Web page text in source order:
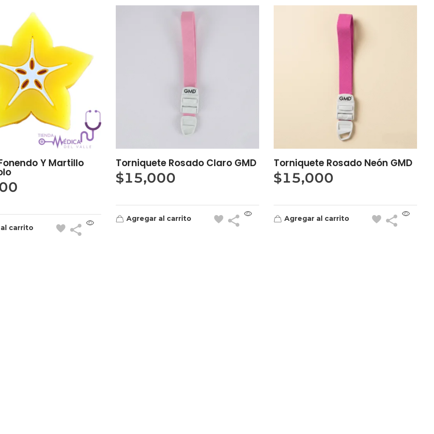
Y Martillo
carrito
Torniquete Rosado Claro GMD
$15,000
Agregar al carrito
Torniquete Rosado Neón GMD
$15,000
Agregar al carrito